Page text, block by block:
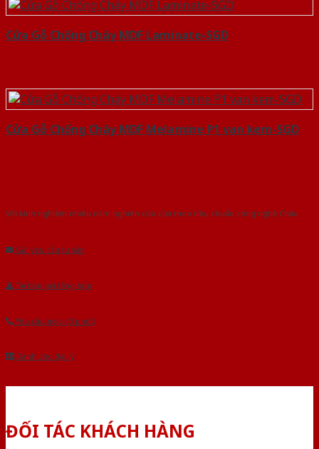
Cửa Gỗ Chống Cháy MDF Laminate-SGD
Cửa Gỗ Chống Cháy MDF Melamine P1 van kem-SGD
Với kinh nghiệm nhiêu năm nghiên cứu cửa theo tiêu chuẩn công nghệ Châu
Gửi yêu cầu tư vấn
Tải báo giá tổng hợp
Yêu cầu gọi lại (3 phút)
Dành cho đại lý
ĐỐI TÁC KHÁCH HÀNG